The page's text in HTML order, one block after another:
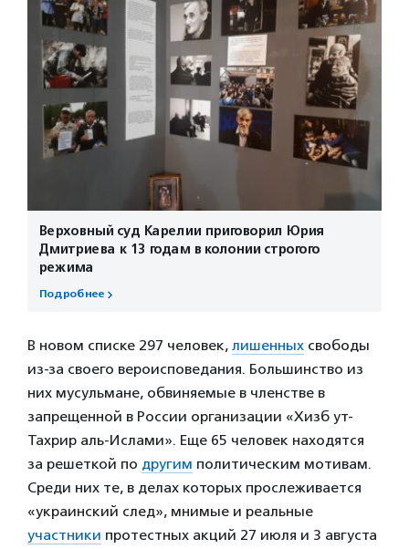
Верховный суд Карелии приговорил Юрия
Дмитриева к 13 годам в колонии строгого
режима
Подробнее
В новом списке 297 человек, лишенных свободы
из-за своего вероисповедания. Большинство из
них мусульмане, обвиняемые в членстве в
запрещенной в России организации «Хизб ут-
Тахрир аль-Ислами». Еще 65 человек находятся
за решеткой по другим политическим мотивам.
Среди них те, в делах которых прослеживается
«украинский след», мнимые и реальные
участники протестных акций 27 июля и 3 августа